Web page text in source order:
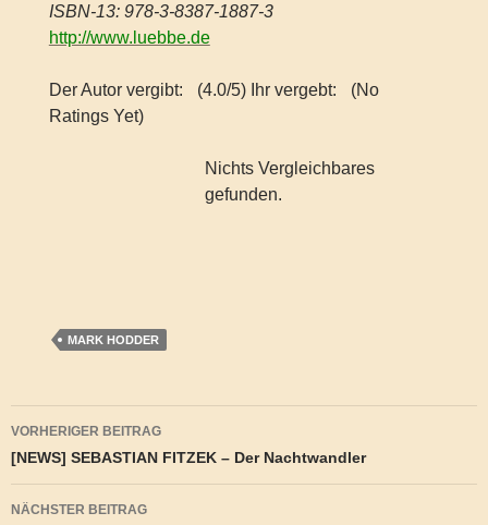
ISBN-13: 978-3-8387-1887-3
http://www.luebbe.de
Der Autor vergibt: (4.0/5) Ihr vergebt:
(No
Ratings Yet)
Nichts Vergleichbares
gefunden.
MARK HODDER
Beitragsnavigation
VORHERIGER BEITRAG
[NEWS] SEBASTIAN FITZEK – Der Nachtwandler
NÄCHSTER BEITRAG